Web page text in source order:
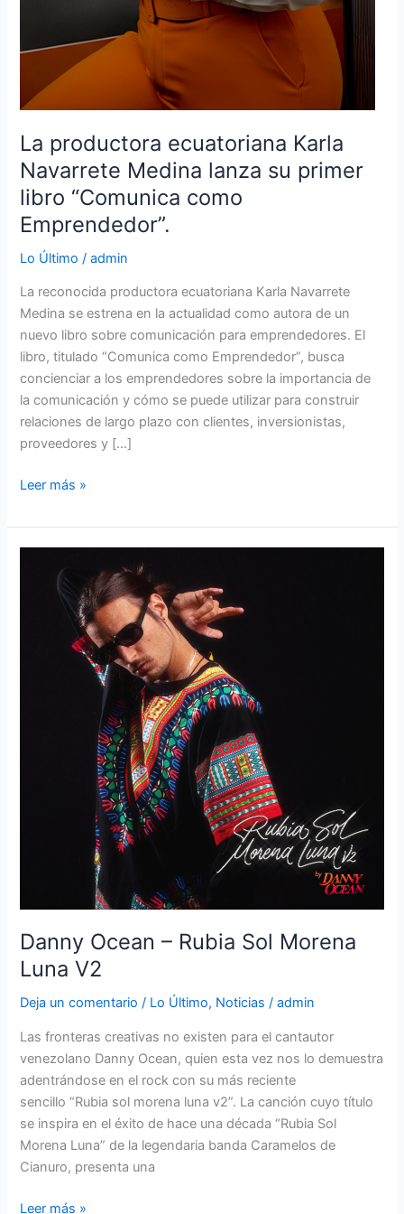
La productora ecuatoriana Karla
Navarrete Medina lanza su primer
libro “Comunica como
Emprendedor”.
Lo Último /admin
La reconocida productora ecuatoriana Karla Navarrete
Medina se estrena en la actualidad como autora de un
nuevo libro sobre comunicación para emprendedores. El
libro, titulado “Comunica como Emprendedor”, busca
concienciar a los emprendedores sobre la importancia de
la comunicación y cómo se puede utilizar para construir
relaciones de largo plazo con clientes, inversionistas,
proveedores y […]
Leer más »
Danny Ocean – Rubia Sol Morena
Luna V2
Deja un comentario / Lo Último, Noticias /admin
Las fronteras creativas no existen para el cantautor
venezolano Danny Ocean, quien esta vez nos lo demuestra
adentrándose en el rock con su más reciente
sencillo “Rubia sol morena luna v2”. La canción cuyo título
se inspira en el éxito de hace una década “Rubia Sol
Morena Luna” de la legendaria banda Caramelos de
Cianuro, presenta una
Ocean
Leer más »